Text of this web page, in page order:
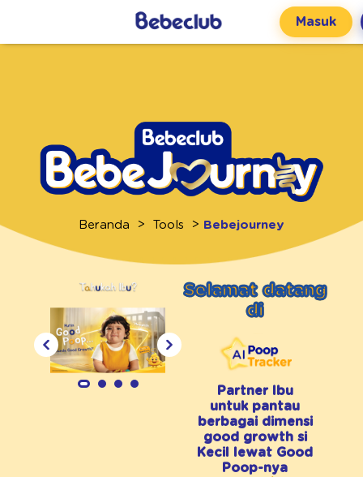
Masuk
Beranda Tools Bebejourney
Selamat datang
di
Partner Ibu
untuk pantau
berbagai dimensi
good growth si
Kecil lewat Good
Poop-nya